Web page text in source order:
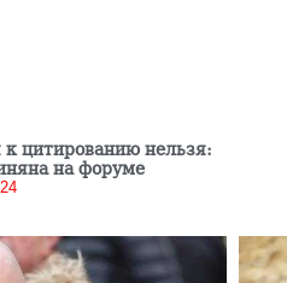
к цитированию нельзя:
на форуме